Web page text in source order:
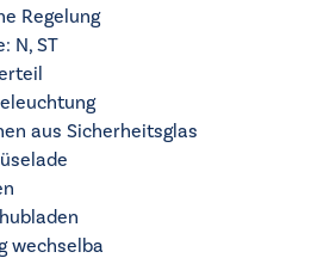
Regelung
N, ST
aus Sicherheitsglas
wechselba